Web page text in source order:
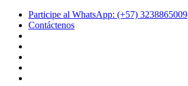
Participe al WhatsApp: (+57) 3238865009
Contáctenos